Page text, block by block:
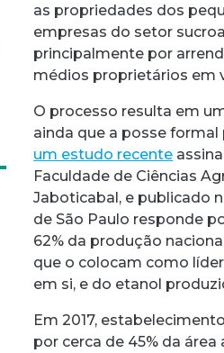
as propriedades dos
empresas do setor
principalmente por
médios proprietários em
O processo resulta em
ainda que a posse formal
um estudo recente
Faculdade de Ciências
Jaboticabal, e publicado
de São Paulo responde
62% da produção
que o colocam como
em si, e do etanol
Em 2017,
por cerca de 45% da
nonono